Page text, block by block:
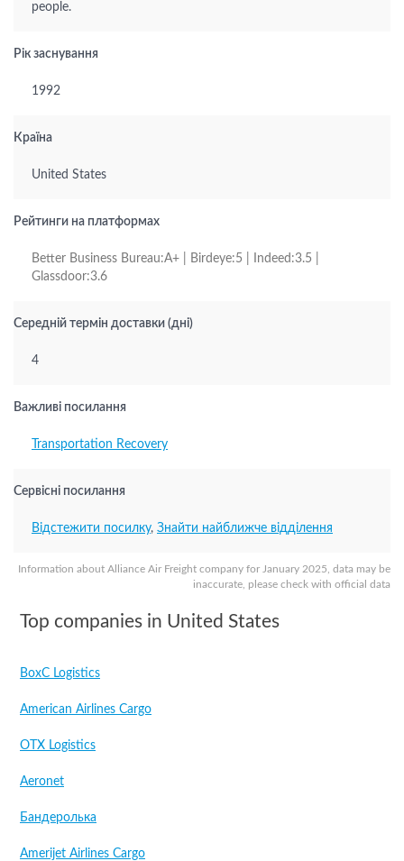
Information about Alliance Air Freight company for January 2025, data may be
inaccurate, please check with official data
people.
Рік заснування
1992
Країна
United States
Рейтинги на платформах
Better Business Bureau:A+ | Birdeye:5 | Indeed:3.5 |
Glassdoor:3.6
Середній термін доставки (дні)
4
Важливі посилання
Transportation Recovery
Сервісні посилання
Відстежити посилку, Знайти найближче відділення
Top companies in United States
BoxC Logistics
American Airlines Cargo
OTX Logistics
Aeronet
Бандеролька
Amerijet Airlines Cargo